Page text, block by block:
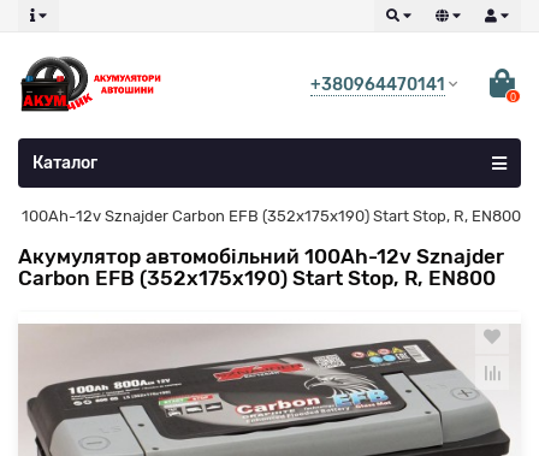
+380964470141
0
Каталог
100Ah-12v Sznajder Carbon EFB (352х175х190) Start Stop, R, EN800
Акумулятор автомобільний 100Ah-12v Sznajder
Carbon EFB (352х175х190) Start Stop, R, EN800